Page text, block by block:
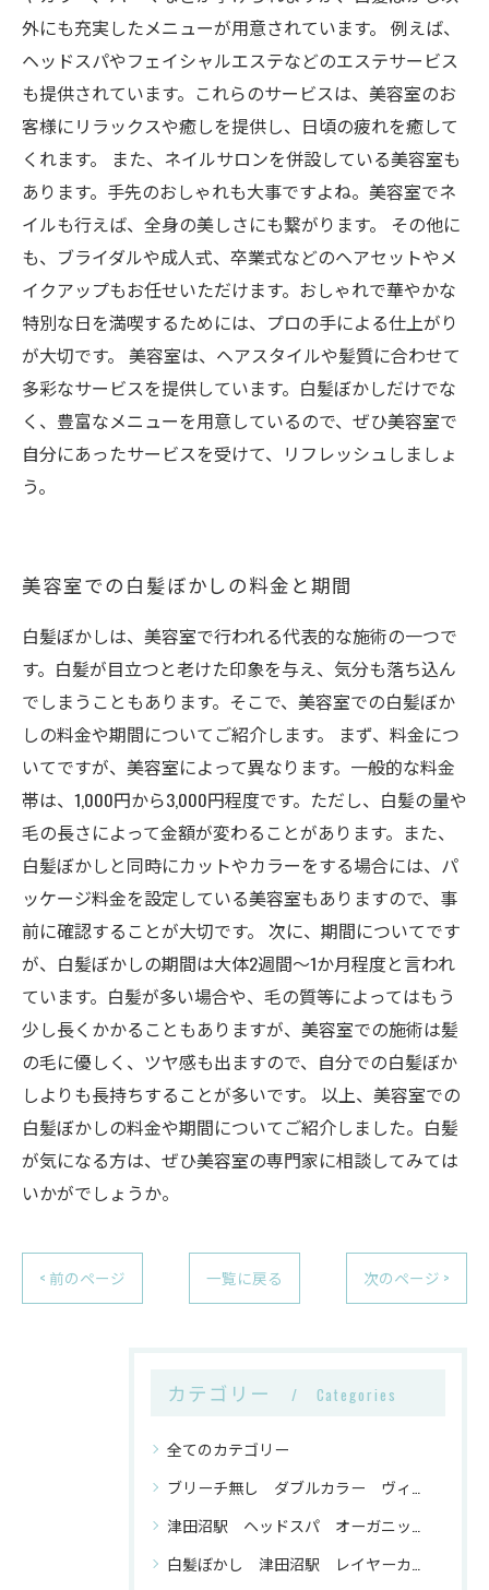
外にも充実したメニューが用意されています。 例えば、
ヘッドスパやフェイシャルエステなどのエステサービス
も提供されています。これらのサービスは、美容室のお
客様にリラックスや癒しを提供し、日頃の疲れを癒して
くれます。 また、ネイルサロンを併設している美容室も
あります。手先のおしゃれも大事ですよね。美容室でネ
イルも行えば、全身の美しさにも繋がります。 その他に
も、ブライダルや成人式、卒業式などのヘアセットやメ
イクアップもお任せいただけます。おしゃれで華やかな
特別な日を満喫するためには、プロの手による仕上がり
が大切です。 美容室は、ヘアスタイルや髪質に合わせて
多彩なサービスを提供しています。白髪ぼかしだけでな
く、豊富なメニューを用意しているので、ぜひ美容室で
自分にあったサービスを受けて、リフレッシュしましょ
う。
美容室での白髪ぼかしの料金と期間
白髪ぼかしは、美容室で行われる代表的な施術の一つで
す。白髪が目立つと老けた印象を与え、気分も落ち込ん
でしまうこともあります。そこで、美容室での白髪ぼか
しの料金や期間についてご紹介します。 まず、料金につ
いてですが、美容室によって異なります。一般的な料金
帯は、1,000円から3,000円程度です。ただし、白髪の量や
毛の長さによって金額が変わることがあります。また、
白髪ぼかしと同時にカットやカラーをする場合には、パ
ッケージ料金を設定している美容室もありますので、事
前に確認することが大切です。 次に、期間についてです
が、白髪ぼかしの期間は大体2週間〜1か月程度と言われ
ています。白髪が多い場合や、毛の質等によってはもう
少し長くかかることもありますが、美容室での施術は髪
の毛に優しく、ツヤ感も出ますので、自分での白髪ぼか
しよりも長持ちすることが多いです。 以上、美容室での
白髪ぼかしの料金や期間についてご紹介しました。白髪
が気になる方は、ぜひ美容室の専門家に相談してみては
いかがでしょうか。
< 前のページ 一覧に戻る 次のページ >
カテゴリー Categories
全てのカテゴリー
ブリーチ無し ダブルカラー ヴィーガンカラー 津田沼駅
津田沼駅 ヘッドスパ オーガニックトリートメント ヴィーガンカラー
白髪ぼかし 津田沼駅 レイヤーカット